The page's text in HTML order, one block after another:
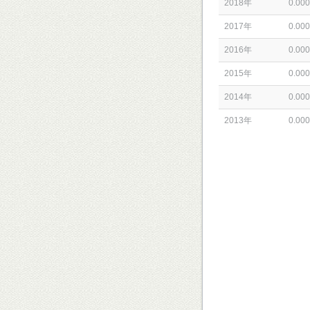
2018年 0.000
2017年 0.000
2016年 0.000
2015年 0.000
2014年 0.000
2013年 0.000